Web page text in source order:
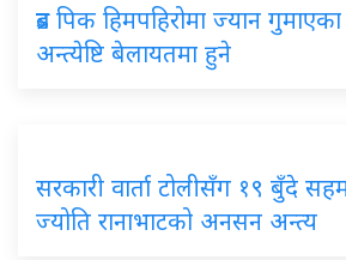
ब्रड पिक हिमपहिरोमा ज्यान
अन्त्येष्टि बेलायतमा हुने
सरकारी वार्ता टोलीसँग १९ बुँदे
ज्योति रानाभाटको अनसन अन्त्य